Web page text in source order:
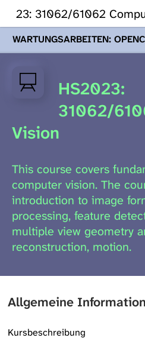
31062/61062
WARTUNGSARBEITEN:
PODCASTS & TOBIRA
Mi
Wartungsarbeiten an den
Servern werden Ihnen Podcasts,
Opencast-Videos und Tobira
Verfügung stehen. Kontakt:
www.podcast.unibe.ch
HS2023:
31062/
Vision
This course covers
computer vision. The
introduction to image
processing, feature
multiple view geometry
reconstruction, motion.
Allgemeine
Kursbeschreibung